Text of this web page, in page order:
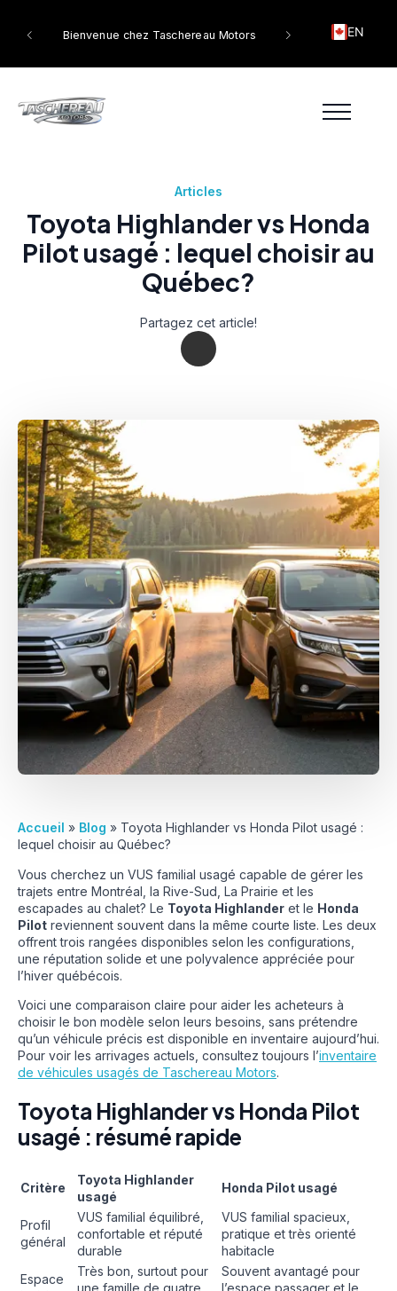
Bienvenue chez Taschereau Motors EN
Articles
Toyota Highlander vs Honda
Pilot usagé : lequel choisir au
Québec?
Partagez cet article!
Accueil » Blog » Toyota Highlander vs Honda Pilot usagé :
lequel choisir au Québec?
Vous cherchez un VUS familial usagé capable de gérer les
trajets entre Montréal, la Rive-Sud, La Prairie et les
escapades au chalet? Le Toyota Highlander et le Honda
Pilot reviennent souvent dans la même courte liste. Les deux
offrent trois rangées disponibles selon les configurations,
une réputation solide et une polyvalence appréciée pour
l’hiver québécois.
Voici une comparaison claire pour aider les acheteurs à
choisir le bon modèle selon leurs besoins, sans prétendre
qu’un véhicule précis est disponible en inventaire aujourd’hui.
Pour voir les arrivages actuels, consultez toujours l’inventaire
de véhicules usagés de Taschereau Motors.
Toyota Highlander vs Honda Pilot
usagé : résumé rapide
Critère
Toyota Highlander
usagé
Honda Pilot usagé
Profil
général
VUS familial équilibré,
confortable et réputé
durable
VUS familial spacieux,
pratique et très orienté
habitacle
Espace
Très bon, surtout pour
une famille de quatre
Souvent avantagé pour
l’espace passager et le